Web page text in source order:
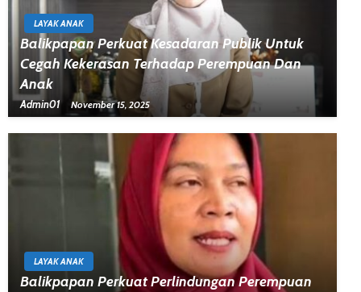
LAYAK ANAK
Balikpapan Perkuat Kesadaran Publik Untuk
Cegah Kekerasan Terhadap Perempuan Dan
Anak
Admin01 November 15, 2025
LAYAK ANAK
Balikpapan Perkuat Perlindungan Perempuan